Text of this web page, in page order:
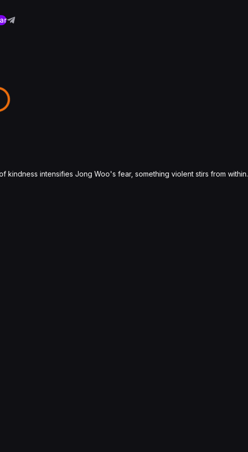
intensifies Jong Woo's fear, something violent stirs from within.